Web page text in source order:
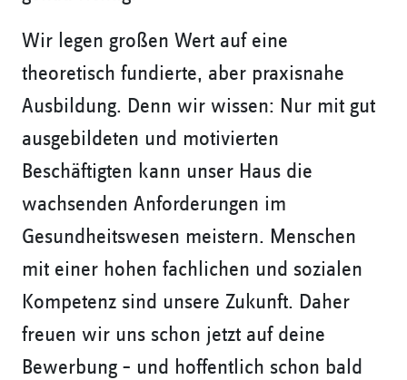
Wir legen großen Wert auf eine
theoretisch fundierte, aber praxisnahe
Ausbildung. Denn wir wissen: Nur mit gut
ausgebildeten und motivierten
Beschäftigten kann unser Haus die
wachsenden Anforderungen im
Gesundheitswesen meistern. Menschen
mit einer hohen fachlichen und sozialen
Kompetenz sind unsere Zukunft. Daher
freuen wir uns schon jetzt auf deine
Bewerbung – und hoffentlich schon bald